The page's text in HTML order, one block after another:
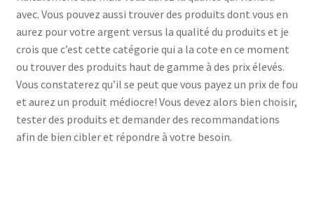
avec. Vous pouvez aussi trouver des produits dont vous en
aurez pour votre argent versus la qualité du produits et je
crois que c’est cette catégorie qui a la cote en ce moment
ou trouver des produits haut de gamme à des prix élevés.
Vous constaterez qu’il se peut que vous payez un prix de fou
et aurez un produit médiocre! Vous devez alors bien choisir,
tester des produits et demander des recommandations
afin de bien cibler et répondre à votre besoin.